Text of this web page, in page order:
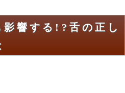
治療内容
影響する!?舌の正し